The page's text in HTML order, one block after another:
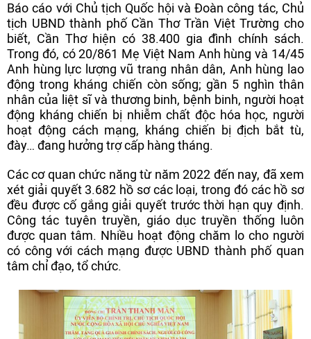
Báo cáo với Chủ tịch Quốc hội và Đoàn công tác, Chủ
tịch UBND thành phố Cần Thơ Trần Việt Trường cho
biết, Cần Thơ hiện có 38.400 gia đình chính sách.
Trong đó, có 20/861 Mẹ Việt Nam Anh hùng và 14/45
Anh hùng lực lượng vũ trang nhân dân, Anh hùng lao
động trong kháng chiến còn sống; gần 5 nghìn thân
nhân của liệt sĩ và thương binh, bệnh binh, người hoạt
động kháng chiến bị nhiễm chất độc hóa học, người
hoạt động cách mạng, kháng chiến bị địch bắt tù,
đày… đang hưởng trợ cấp hàng tháng.
Các cơ quan chức năng từ năm 2022 đến nay, đã xem
xét giải quyết 3.682 hồ sơ các loại, trong đó các hồ sơ
đều được cố gắng giải quyết trước thời hạn quy định.
Công tác tuyên truyền, giáo dục truyền thống luôn
được quan tâm. Nhiều hoạt động chăm lo cho người
có công với cách mạng được UBND thành phố quan
tâm chỉ đạo, tổ chức.